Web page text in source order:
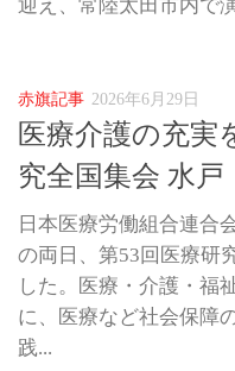
迎え、常陸太田市内で
赤旗記事 2026年6月29日
医療介護の充実
究全国集会 水戸
日本医療労働組合連合
の両日、第53回医療研
した。医療・介護・福
に、医療など社会保障
践...